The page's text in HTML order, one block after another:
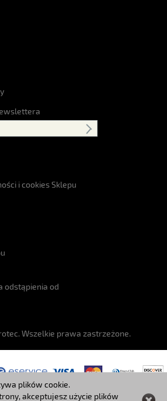
plików cookie.
akceptujesz użycie plików
i cookies Sklepu
odstąpienia od
Wszelkie prawa zastrzeżone.